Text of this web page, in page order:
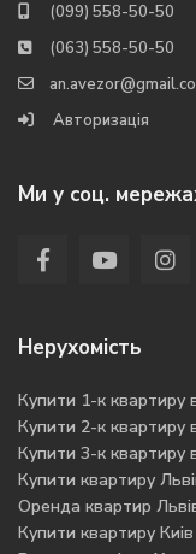
(099) 558-50-50
(063) 558-50-50
Авторизація
Ми у соц.
Нерухомість
Купити 1-к квартиру
Купити 2-к квартиру
Купити 3-к квартиру
Купити квартиру
Оренда квартир
Купити квартиру Киів